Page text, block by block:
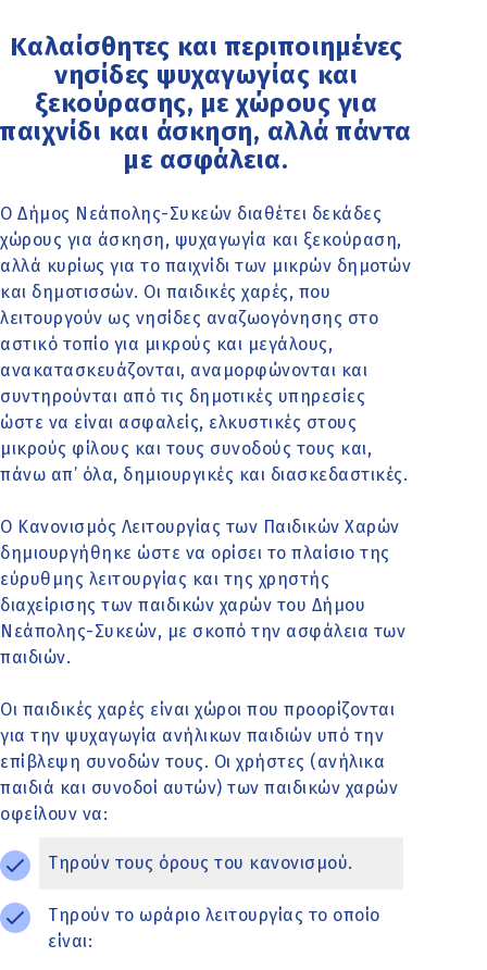
Καλαίσθητες και περιποιημένες
νησίδες ψυχαγωγίας και
ξεκούρασης, με χώρους για
παιχνίδι και άσκηση, αλλά πάντα
με ασφάλεια.
Ο Δήμος Νεάπολης-Συκεών διαθέτει δεκάδες
χώρους για άσκηση, ψυχαγωγία και ξεκούραση,
αλλά κυρίως για το παιχνίδι των μικρών δημοτών
και δημοτισσών. Οι παιδικές χαρές, που
λειτουργούν ως νησίδες αναζωογόνησης στο
αστικό τοπίο για μικρούς και μεγάλους,
ανακατασκευάζονται, αναμορφώνονται και
συντηρούνται από τις δημοτικές υπηρεσίες
ώστε να είναι ασφαλείς, ελκυστικές στους
μικρούς φίλους και τους συνοδούς τους και,
πάνω απ’ όλα, δημιουργικές και διασκεδαστικές.
Ο Κανονισμός Λειτουργίας των Παιδικών Χαρών
δημιουργήθηκε ώστε να ορίσει το πλαίσιο της
εύρυθμης λειτουργίας και της χρηστής
διαχείρισης των παιδικών χαρών του Δήμου
Νεάπολης-Συκεών, με σκοπό την ασφάλεια των
παιδιών.
Οι παιδικές χαρές είναι χώροι που προορίζονται
για την ψυχαγωγία ανήλικων παιδιών υπό την
επίβλεψη συνοδών τους. Οι χρήστες (ανήλικα
παιδιά και συνοδοί αυτών) των παιδικών χαρών
οφείλουν να:
Τηρούν τους όρους του κανονισμού.
Τηρούν το ωράριο λειτουργίας το οποίο
είναι: